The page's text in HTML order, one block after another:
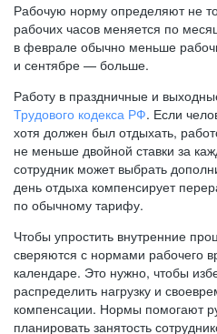
Рабочую норму определяют не
рабочих часов меняется по
в феврале обычно меньше
и сентябре — больше.
Работу в праздничные и
Трудового кодекса РФ. Если
хотя должен был отдыхать,
не меньше двойной ставки за
сотрудник может выбрать
день отдыха компенсирует
по обычному тарифу.
Чтобы упростить внутренние
сверяются с нормами рабочего
календаре. Это нужно, чтобы
распределить нагрузку и
компенсации. Нормы помогают
планировать занятость